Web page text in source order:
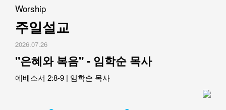
2020~2023
섬기는 이들
담임목사
교역자
사역자
장로
Worship
주일설교
2026.07.26
"은혜와 복음" - 임학순 목사
에베소서 2:8-9 | 임학순 목사